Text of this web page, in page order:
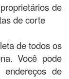
de
de corte
de todos os
Você pode
de